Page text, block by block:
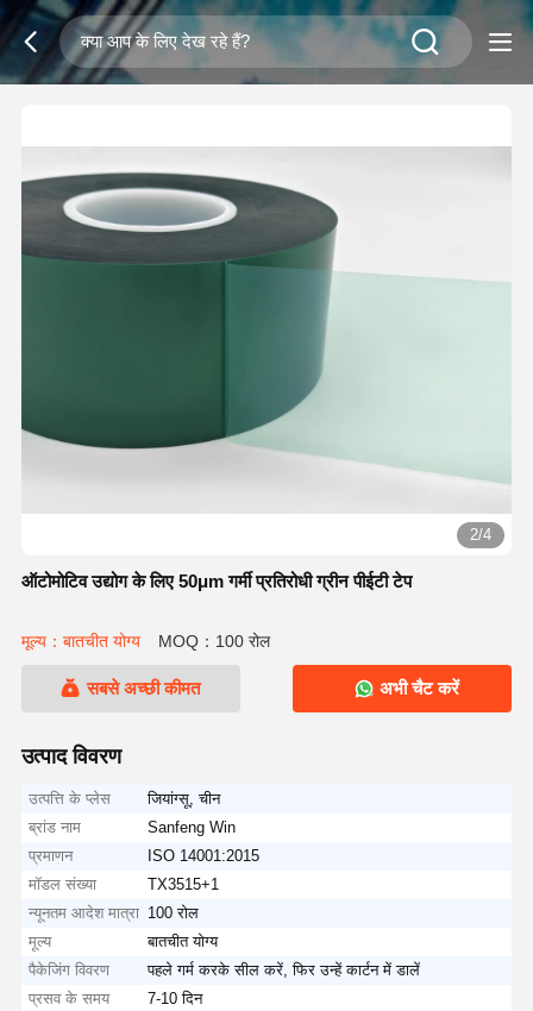
2/4
ऑटोमोटिव उद्योग के लिए 50μm गर्मी प्रतिरोधी ग्रीन पीईटी टेप
मूल्य：बातचीत योग्य MOQ：100 रोल
सबसे अच्छी कीमत अभी चैट करें
उत्पाद विवरण
उत्पत्ति के प्लेस
जियांग्सू, चीन
ब्रांड नाम
Sanfeng Win
प्रमाणन
ISO 14001:2015
मॉडल संख्या
TX3515+1
न्यूनतम आदेश मात्रा 100 रोल
मूल्य
बातचीत योग्य
पैकेजिंग विवरण
पहले गर्म करके सील करें, फिर उन्हें कार्टन में डालें
प्रसव के समय
7-10 दिन